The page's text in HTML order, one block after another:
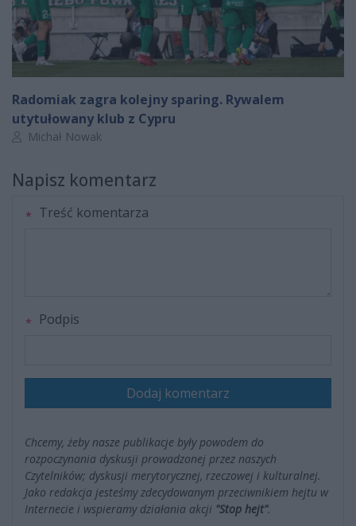
Radomiak zagra kolejny sparing. Rywalem
utytułowany klub z Cypru
Autor artykułu:
Michał Nowak
Napisz komentarz
Treść komentarza
Podpis
Dodaj komentarz
Chcemy, żeby nasze publikacje były powodem do
rozpoczynania dyskusji prowadzonej przez naszych
Czytelników; dyskusji merytorycznej, rzeczowej i kulturalnej.
Jako redakcja jesteśmy zdecydowanym przeciwnikiem hejtu w
Internecie i wspieramy działania akcji "Stop hejt".